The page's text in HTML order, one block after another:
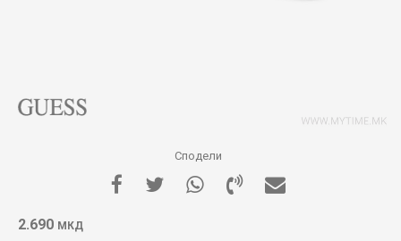
Сподели
2.690 МКД